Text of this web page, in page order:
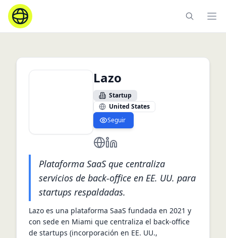
Lazo
Startup
United States
Seguir
https://www.lazo.us/
https://www.linkedin.com/
Plataforma SaaS que centraliza
servicios de back‑office en EE. UU. para
startups respaldadas.
Lazo es una plataforma SaaS fundada en 2021 y
con sede en Miami que centraliza el back‑office
de startups (incorporación en EE. UU.,